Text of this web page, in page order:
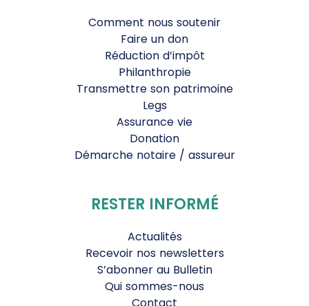
Comment nous soutenir
Faire un don
Réduction d’impôt
Philanthropie
Transmettre son patrimoine
Legs
Assurance vie
Donation
Démarche notaire / assureur
RESTER INFORMÉ
Actualités
Recevoir nos newsletters
S’abonner au Bulletin
Qui sommes-nous